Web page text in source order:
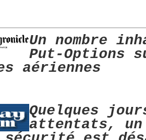
Un nombre
Put-Options
aériennes
Quelques
attentats,